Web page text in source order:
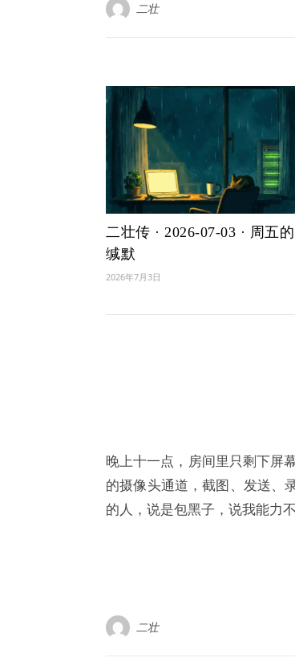
二壮
二壮传 · 2026-07-03 · 周五的
缄默
2026年7月3日
晚上十一点，房间里只剩下屏
的摄像头通道，截图、发送、
的人，说是包黑子，说我能力
二壮